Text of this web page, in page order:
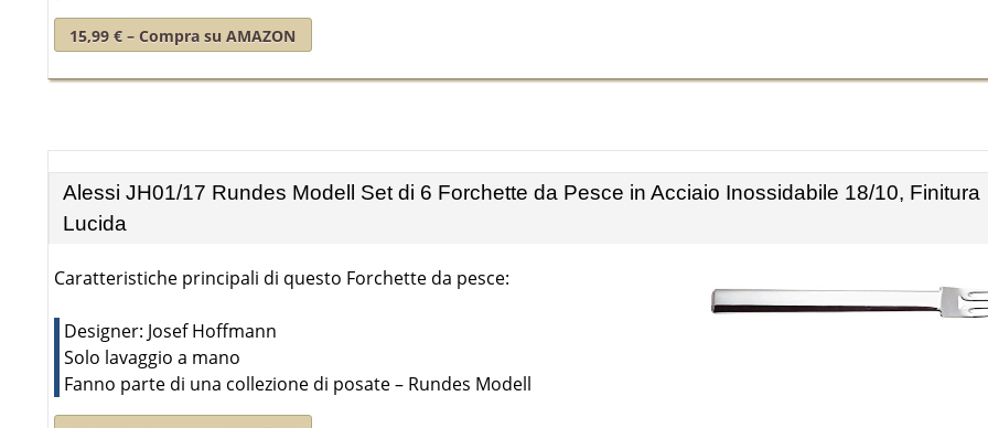
15,99 € – Compra su AMAZON
Alessi JH01/17 Rundes Modell Set di 6 Forchette da Pesce in Acciaio Inossidabile 18/10, Finitura
Lucida
Caratteristiche principali di questo Forchette da pesce:
Designer: Josef Hoffmann
Solo lavaggio a mano
Fanno parte di una collezione di posate – Rundes Modell